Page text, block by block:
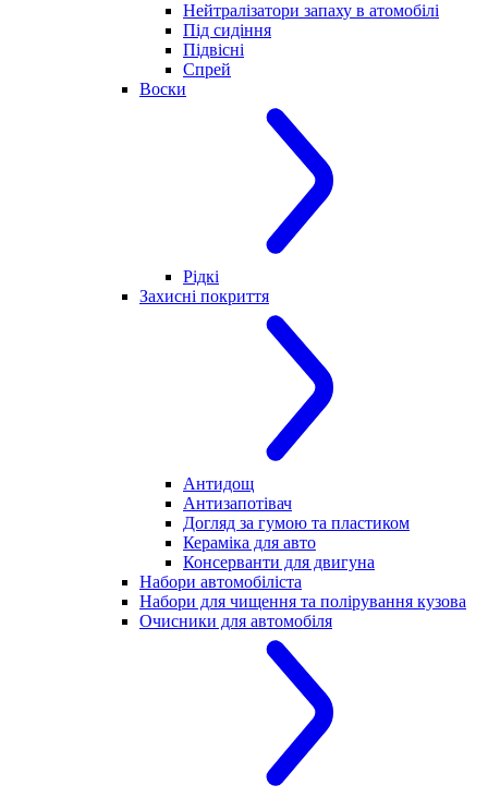
Нейтралізатори запаху в атомобілі
Під сидіння
Підвісні
Спрей
Воски
Рідкі
Захисні покриття
Антидощ
Антизапотівач
Догляд за гумою та пластиком
Кераміка для авто
Консерванти для двигуна
Набори автомобіліста
Набори для чищення та полірування кузова
Очисники для автомобіля